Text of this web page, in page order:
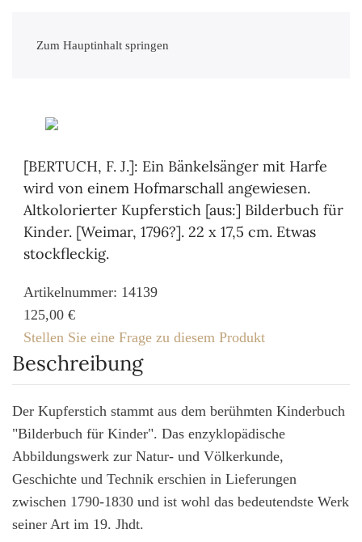
Zum Hauptinhalt springen
[BERTUCH, F. J.]: Ein Bänkelsänger mit Harfe
wird von einem Hofmarschall angewiesen.
Altkolorierter Kupferstich [aus:] Bilderbuch für
Kinder. [Weimar, 1796?]. 22 x 17,5 cm. Etwas
stockfleckig.
Artikelnummer: 14139
125,00 €
Stellen Sie eine Frage zu diesem Produkt
Beschreibung
Der Kupferstich stammt aus dem berühmten Kinderbuch
"Bilderbuch für Kinder". Das enzyklopädische
Abbildungswerk zur Natur- und Völkerkunde,
Geschichte und Technik erschien in Lieferungen
zwischen 1790-1830 und ist wohl das bedeutendste Werk
seiner Art im 19. Jhdt.